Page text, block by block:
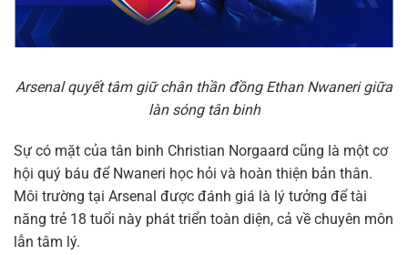
Arsenal quyết tâm giữ chân thần đồng Ethan Nwaneri giữa
làn sóng tân binh
Sự có mặt của tân binh Christian Norgaard cũng là một cơ
hội quý báu để Nwaneri học hỏi và hoàn thiện bản thân.
Môi trường tại Arsenal được đánh giá là lý tưởng để tài
năng trẻ 18 tuổi này phát triển toàn diện, cả về chuyên môn
lẫn tâm lý.